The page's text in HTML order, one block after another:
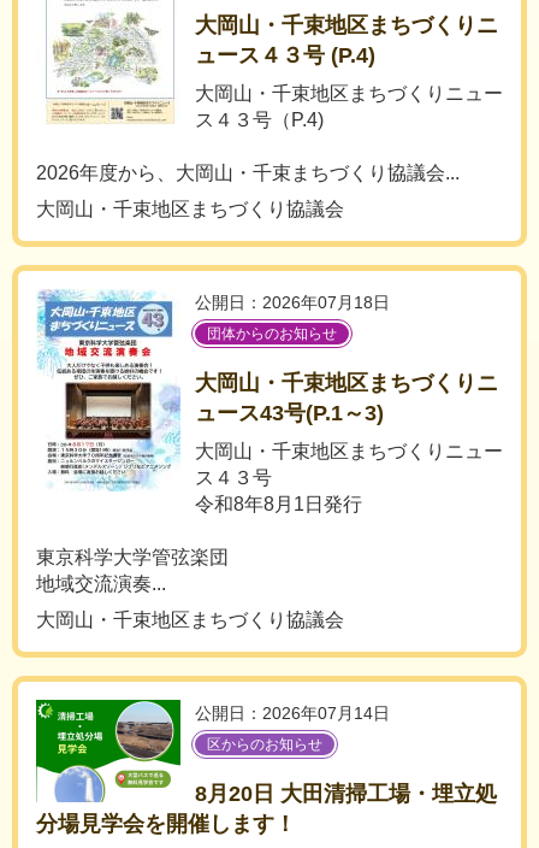
大岡山・千束地区まちづくりニ
ュース４３号 (P.4)
大岡山・千束地区まちづくりニュー
ス４３号（P.4)
2026年度から、大岡山・千束まちづくり協議会...
大岡山・千束地区まちづくり協議会
公開日：2026年07月18日
団体からのお知らせ
大岡山・千束地区まちづくりニ
ュース43号(P.1～3)
大岡山・千束地区まちづくりニュー
ス４３号
令和8年8月1日発行
東京科学大学管弦楽団
地域交流演奏...
大岡山・千束地区まちづくり協議会
公開日：2026年07月14日
区からのお知らせ
8月20日 大田清掃工場・埋立処
分場見学会を開催します！